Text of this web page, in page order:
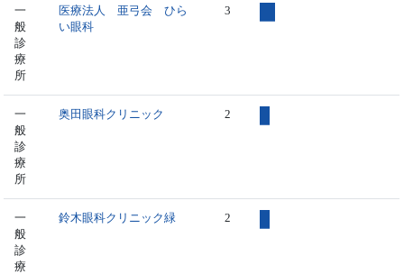
一
般
診
療
所
医療法人 亜弓会 ひら
い眼科
3
一
般
診
療
所
奥田眼科クリニック 2
一
般
診
療
鈴木眼科クリニック緑 2